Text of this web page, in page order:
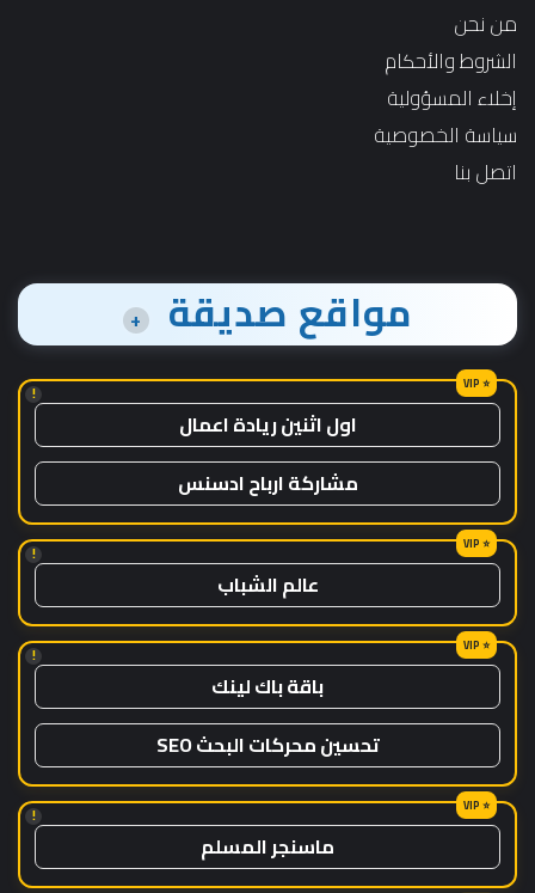
من نحن
الشروط والأحكام
إخلاء المسؤولية
سياسة الخصوصية
اتصل بنا
مواقع صديقة +
!
اول اثنين ريادة اعمال
مشاركة ارباح ادسنس
!
عالم الشباب
!
باقة باك لينك
تحسين محركات البحث SEO
!
ماسنجر المسلم